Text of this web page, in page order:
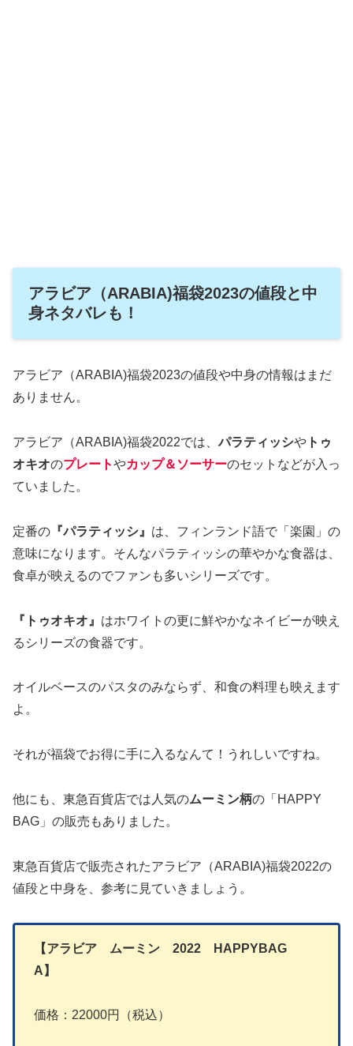
アラビア（ARABIA)福袋2023の値段と中
身ネタバレも！
アラビア（ARABIA)福袋2023の値段や中身の情報はまだ
ありません。
アラビア（ARABIA)福袋2022では、パラティッシや トゥ
オキオのプレートやカップ＆ソーサーのセットなどが入っ
ていました。
定番の 『パラティッシ』 は、フィンランド語で「楽園」の
意味になります。そんなパラティッシの華やかな食器は、
食卓が映えるのでファンも多いシリーズです。
『トゥオキオ』 はホワイトの更に鮮やかなネイビーが映え
るシリーズの食器です。
オイルベースのパスタのみならず、和食の料理も映えます
よ。
それが福袋でお得に手に入るなんて！うれしいですね。
他にも、東急百貨店では人気のムーミン柄の「HAPPY
BAG」の販売もありました。
東急百貨店で販売されたアラビア（ARABIA)福袋2022の
値段と中身を、参考に見ていきましょう。
【アラビア ムーミン 2022 HAPPYBAG
A】
価格：22000円（税込）